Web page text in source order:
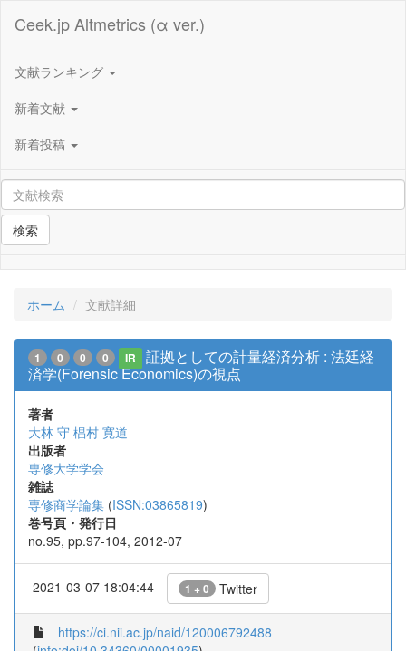
Ceek.jp Altmetrics (α ver.)
文献ランキング
新着文献
新着投稿
検索
ホーム 文献詳細
1 0 0 0 IR
証拠としての計量経済分析 : 法廷経
済学(Forensic Economics)の視点
著者
大林 守 椙村 寛道
出版者
専修大学学会
雑誌
専修商学論集 (ISSN:03865819)
巻号頁・発行日
no.95, pp.97-104, 2012-07
2021-03-07 18:04:44 1 + 0 Twitter
https://ci.nii.ac.jp/naid/120006792488